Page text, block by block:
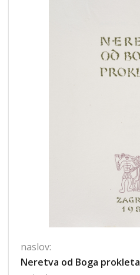
naslov:
Neretva od Boga prokleta